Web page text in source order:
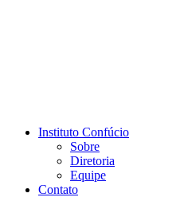
Instituto Confúcio
Sobre
Diretoria
Equipe
Contato